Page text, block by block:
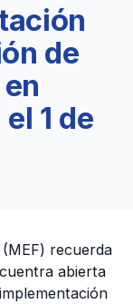
de
1 de
recuerda
abierta